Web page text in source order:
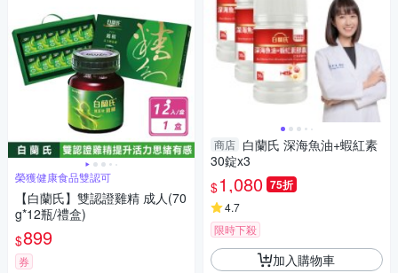
榮獲健康食品雙認可
【白蘭氏】雙認證雞精 成人(70
g*12瓶/禮盒)
$899
券
商店 白蘭氏 深海魚油+蝦紅素
30錠x3
$1,080 75折
4.7
限時下殺
加入購物車